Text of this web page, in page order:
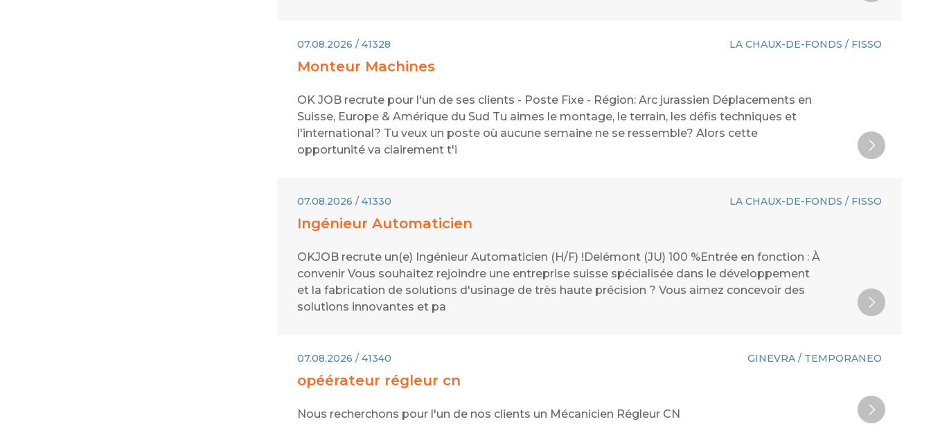
07.08.2026 / 41328 LA CHAUX-DE-FONDS / FISSO
Monteur Machines
OK JOB recrute pour l'un de ses clients - Poste Fixe - Région: Arc jurassien Déplacements en
Suisse, Europe & Amérique du Sud Tu aimes le montage, le terrain, les défis techniques et
l'international? Tu veux un poste où aucune semaine ne se ressemble? Alors cette
opportunité va clairement t'i
07.08.2026 / 41330 LA CHAUX-DE-FONDS / FISSO
Ingénieur Automaticien
OKJOB recrute un(e) Ingénieur Automaticien (H/F) !Delémont (JU) 100 %Entrée en fonction : À
convenir Vous souhaitez rejoindre une entreprise suisse spécialisée dans le développement
et la fabrication de solutions d'usinage de très haute précision ? Vous aimez concevoir des
solutions innovantes et pa
07.08.2026 / 41340 GINEVRA / TEMPORANEO
opéérateur régleur cn
Nous recherchons pour l'un de nos clients un Mécanicien Régleur CN